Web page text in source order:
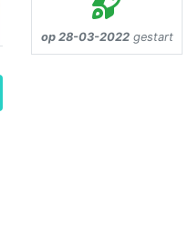
op 28-03-2022gestart